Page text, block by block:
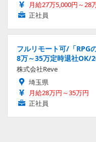
月給27万5,000円～28
正社員
フルリモート可/「RPG
8万～35万定時退社OK/
株式会社Reve
埼玉県
月給28万円～35万円
正社員